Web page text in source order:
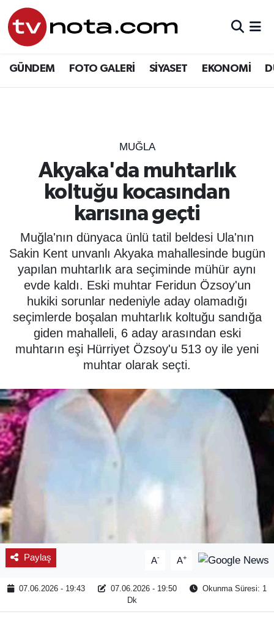
GÜNDEM FOTO GALERİ SİYASET EKONOMİ
MUĞLA
Akyaka'da muhtarlık
koltuğu kocasından
karısına geçti
Muğla'nın dünyaca ünlü tatil beldesi Ula'nın
Sakin Kent unvanlı Akyaka mahallesinde bugün
yapılan muhtarlık ara seçiminde mühür aynı
evde kaldı. Eski muhtar Feridun Özsoy'un
hukiki sorunlar nedeniyle aday olamadığı
seçimlerde boşalan muhtarlık koltuğu sandığa
giden mahalleli, 6 aday arasından eski
muhtarın eşi Hürriyet Özsoy'u 513 oy ile yeni
muhtar olarak seçti.
Paylaş A- A+
07.06.2026 - 19:43 07.06.2026 - 19:50
Okunma Süresi: 1
Dk
GÜNDEM
YURT
EĞİTİM
ÖZEL HABER
SAĞLIK
SPOR
ÇEVRE
BİLİM - TEKNOLOJİ
Hava Durumu
Son Dakika Haberleri
Haber Arşivi